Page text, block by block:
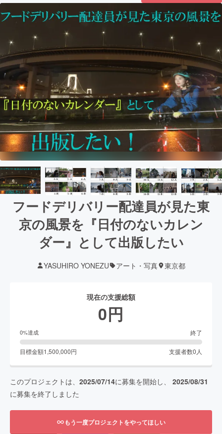
フードデリバリー配達員が見た東
京の風景を『日付のないカレン
ダー』として出版したい
YASUHIRO YONEZU アート・写真 東京都
現在の支援総額
0円
0%達成 終了
目標金額1,500,000円 支援者数0 人
このプロジェクトは、 2025/07/14に募集を開始し、 2025/08/31
に募集を終了しました
もう一度プロジェクトをやってほしい